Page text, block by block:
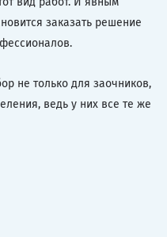
заказать решение
не только для заочников,
ведь у них все те же